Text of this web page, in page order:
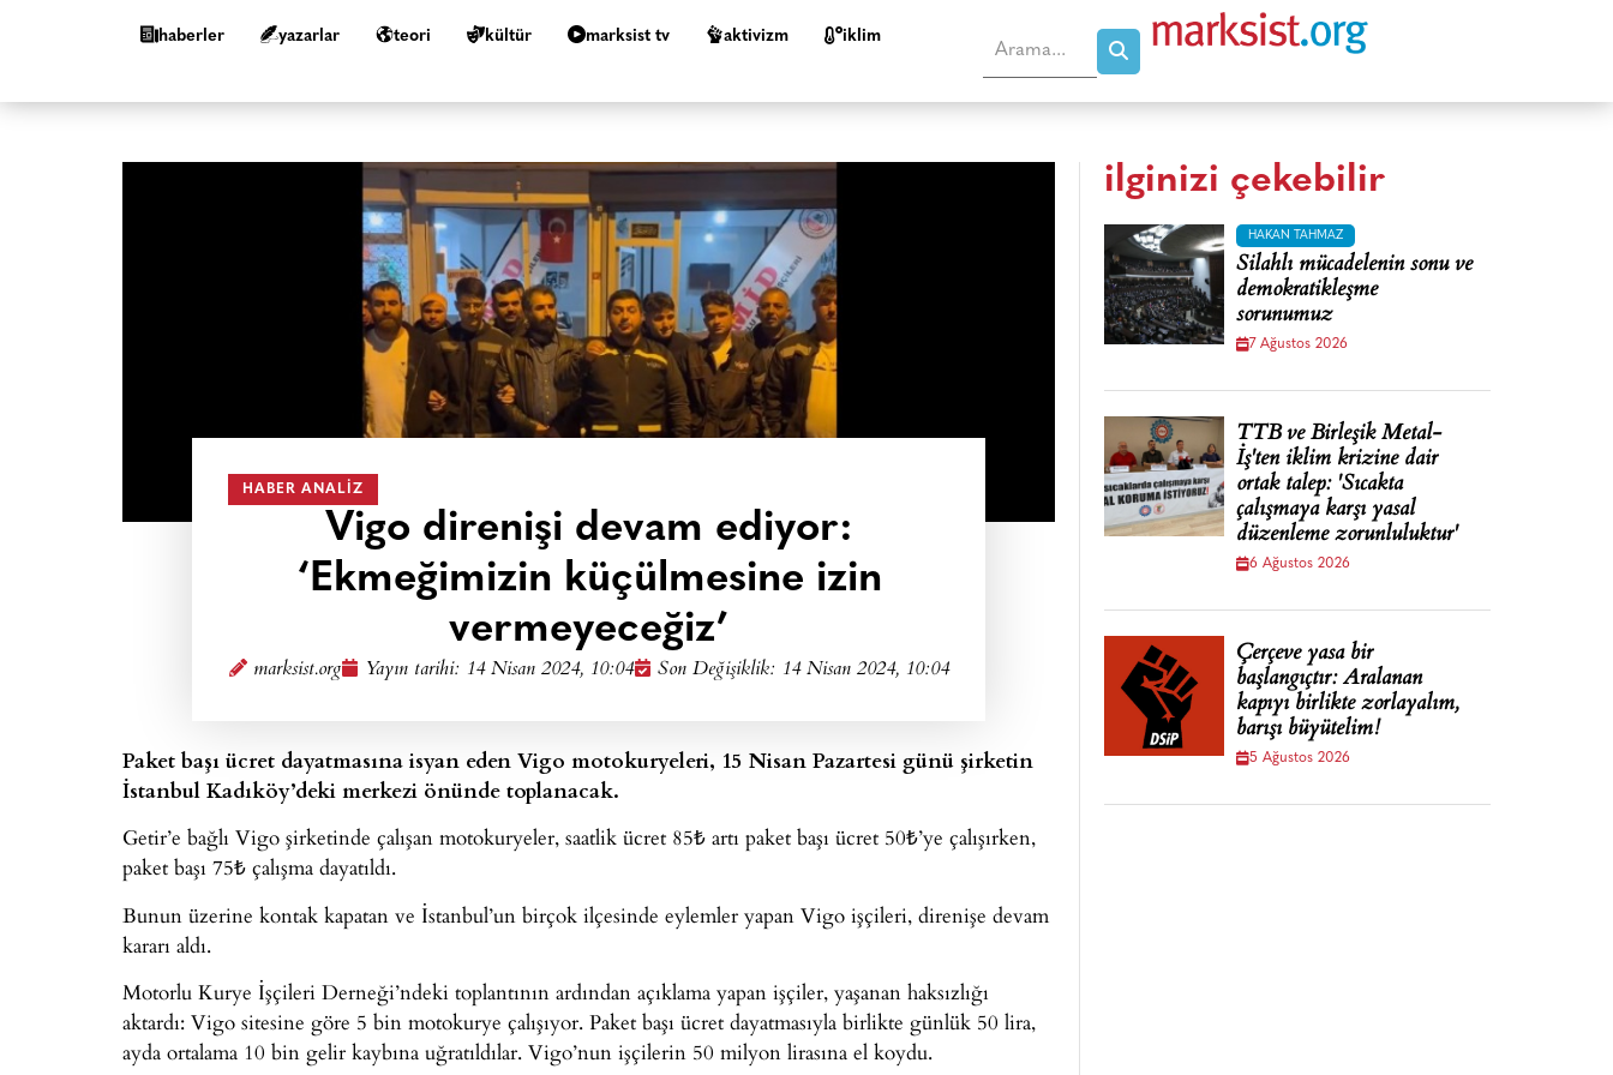
haberler yazarlar teori kültür marksist tv aktivizm i̇klim
HABER ANALIZ
Vigo direnişi devam ediyor:
‘Ekmeğimizin küçülmesine izin
vermeyeceğiz’
marksist.org Yayın tarihi: 14 Nisan 2024, 10:04 Son Değişiklik: 14 Nisan 2024, 10:04
Paket başı ücret dayatmasına isyan eden Vigo motokuryeleri, 15 Nisan Pazartesi günü şirketin
İstanbul Kadıköy’deki merkezi önünde toplanacak.
Getir’e bağlı Vigo şirketinde çalışan motokuryeler, saatlik ücret 85₺ artı paket başı ücret 50₺’ye çalışırken,
paket başı 75₺ çalışma dayatıldı.
Bunun üzerine kontak kapatan ve İstanbul’un birçok ilçesinde eylemler yapan Vigo işçileri, direnişe devam
kararı aldı.
Motorlu Kurye İşçileri Derneği’ndeki toplantının ardından açıklama yapan işçiler, yaşanan haksızlığı
aktardı: Vigo sitesine göre 5 bin motokurye çalışıyor. Paket başı ücret dayatmasıyla birlikte günlük 50 lira,
ayda ortalama 10 bin gelir kaybına uğratıldılar. Vigo’nun işçilerin 50 milyon lirasına el koydu.
ilginizi çekebilir
HAKAN TAHMAZ
Silahlı mücadelenin sonu ve
demokratikleşme
sorunumuz
7 Ağustos 2026
TTB ve Birleşik Metal-
İş'ten iklim krizine dair
ortak talep: 'Sıcakta
çalışmaya karşı yasal
düzenleme zorunluluktur'
6 Ağustos 2026
Çerçeve yasa bir
başlangıçtır: Aralanan
kapıyı birlikte zorlayalım,
barışı büyütelim!
5 Ağustos 2026